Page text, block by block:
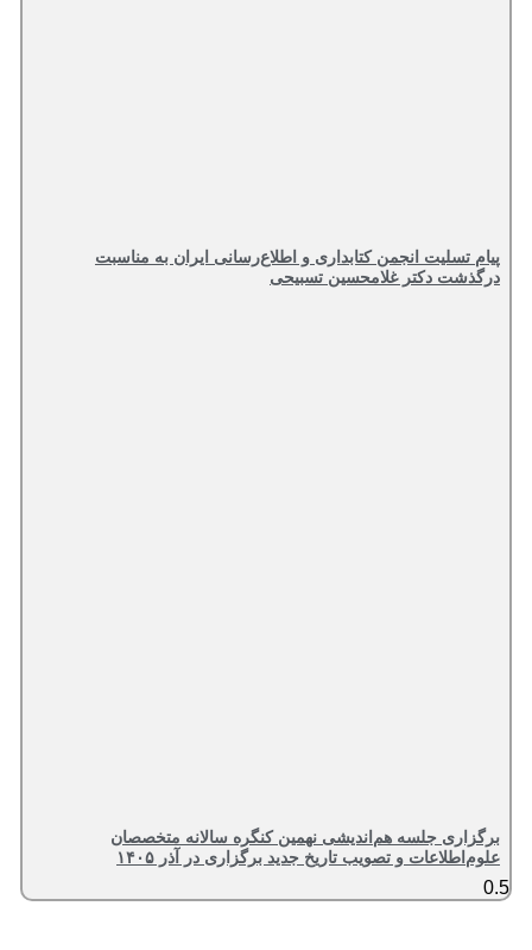
پیام تسلیت انجمن کتابداری و اطلاع‌رسانی ایران به مناسبت
درگذشت دکتر غلامحسین تسبیحی
برگزاری جلسه هم‌اندیشی نهمین کنگره سالانه متخصصان
علوم‌اطلاعات و تصویب تاریخ جدید برگزاری در آذر ۱۴۰۵